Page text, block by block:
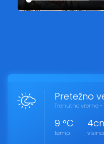
Pretežno
Trenutno vreme -
9 °C
temp.